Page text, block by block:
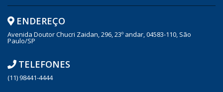
ENDEREÇO
Avenida Doutor Chucri Zaidan, 296, 23º andar, 04583-110, São
Paulo/SP
TELEFONES
(11) 98441-4444